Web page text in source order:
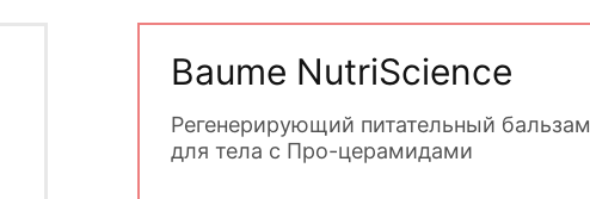
Baume NutriScience
Регенерирующий питательный бальзам
для тела с Про-церамидами